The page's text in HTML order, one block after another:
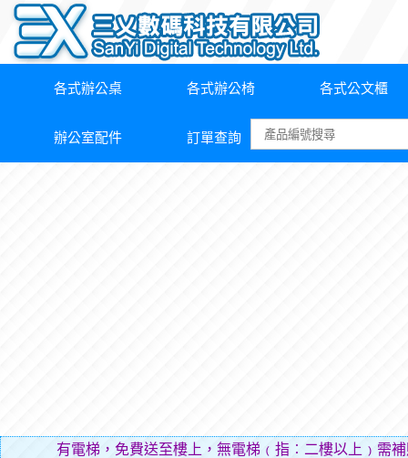
各式辦公桌 各式辦公椅 各式公文櫃
辦公室配件 訂單查詢
有電梯，免費送至樓上，無電梯﹙指︰二樓以上﹚需